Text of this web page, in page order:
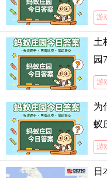
游
土
园
游
为
蚁
游
日